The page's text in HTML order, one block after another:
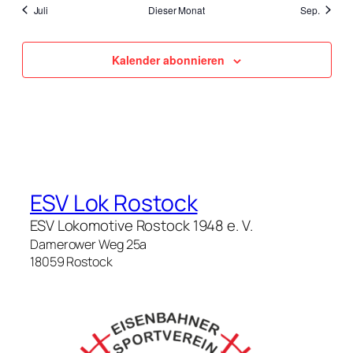
Juli Dieser Monat Sep.
Kalender abonnieren
ESV Lok Rostock
ESV Lokomotive Rostock 1948 e. V.
Damerower Weg 25a
18059 Rostock